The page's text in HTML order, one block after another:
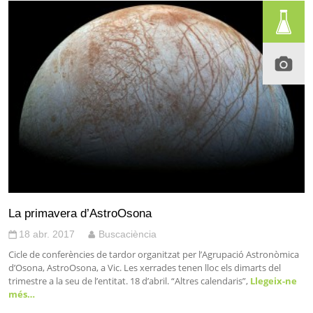
La primavera d’AstroOsona
18 abr. 2017 Buscaciència
Cicle de conferències de tardor organitzat per l’Agrupació Astronòmica
d’Osona, AstroOsona, a Vic. Les xerrades tenen lloc els dimarts del
trimestre a la seu de l’entitat. 18 d’abril. “Altres calendaris”, Llegeix-ne
més…